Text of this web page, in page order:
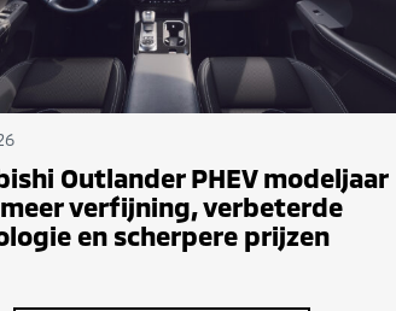
Outlander PHEV modeljaar
verfijning, verbeterde
en scherpere prijzen